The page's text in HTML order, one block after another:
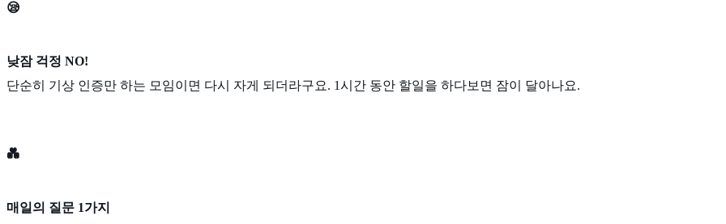
😪
낮잠 걱정 NO!
단순히 기상 인증만 하는 모임이면 다시 자게 되더라구요. 1시간 동안 할일을 하다보면 잠이 달아나요.
💑
매일의 질문 1가지